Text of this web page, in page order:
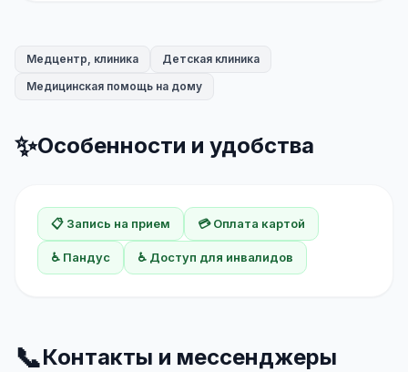
Медцентр, клиника
Детская клиника
Медицинская помощь на дому
✨Особенности и удобства
📋 Запись на прием 💳 Оплата картой
♿ Пандус ♿ Доступ для инвалидов
📞Контакты и мессенджеры